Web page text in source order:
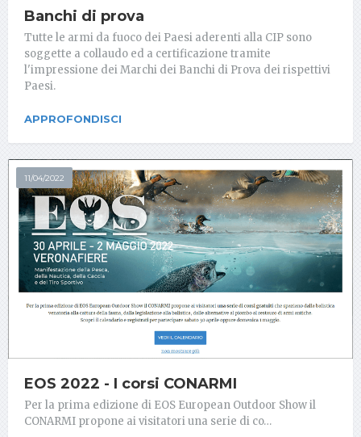
Banchi di prova
Tutte le armi da fuoco dei Paesi aderenti alla CIP sono
soggette a collaudo ed a certificazione tramite
l'impressione dei Marchi dei Banchi di Prova dei rispettivi
Paesi.
APPROFONDISCI
11/04/2022
EOS 2022 - I corsi CONARMI
Per la prima edizione di EOS European Outdoor Show il
CONARMI propone ai visitatori una serie di co…